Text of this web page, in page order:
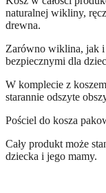
naturalnej wikliny,
drewna.
Zarówno wiklina, jak i
bezpiecznymi dla
W komplecie z
starannie odszyte
Pościel do kosza
Cały produkt może
dziecka i jego mamy.